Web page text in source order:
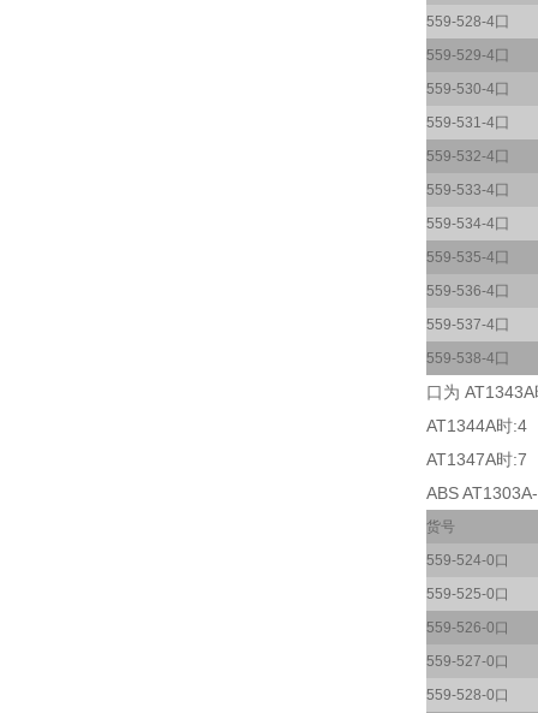
559-528-4囗
559-529-4囗
559-530-4囗
559-531-4囗
559-532-4囗
559-533-4囗
559-534-4囗
559-535-4囗
559-536-4囗
559-537-4囗
559-538-4囗
口为
AT1344A时:4
AT1347A时:7
ABS
货号
559-524-0口
559-525-0口
559-526-0口
559-527-0口
559-528-0口